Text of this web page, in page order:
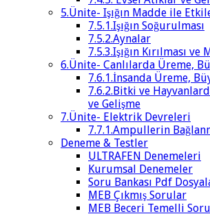
5.Ünite- Işığın Madde ile
7.5.1.Işığın Soğurulması
7.5.2.Aynalar
7.5.3.Işığın Kırılması ve
6.Ünite- Canlılarda Üreme,
7.6.1.İnsanda Üreme,
7.6.2.Bitki ve
ve Gelişme
7.Ünite- Elektrik Devreleri
7.7.1.Ampullerin
Deneme & Testler
ULTRAFEN Denemeleri
Kurumsal Denemeler
Soru Bankası Pdf
MEB Çıkmış Sorular
MEB Beceri Temelli